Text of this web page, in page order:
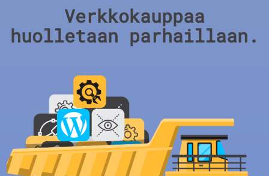
Verkkokauppaa
huolletaan parhaillaan.